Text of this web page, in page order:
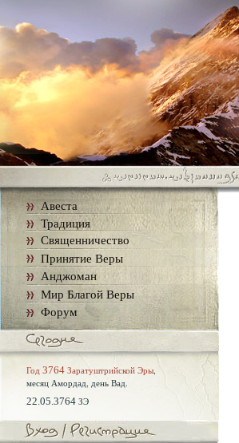
Авеста
Традиция
Священничество
Принятие Веры
Анджоман
Мир Благой Веры
Форум
Год 3764 Заратуштрийской Эры,
месяц Амордад, день Вад.
22.05.3764 ЗЭ